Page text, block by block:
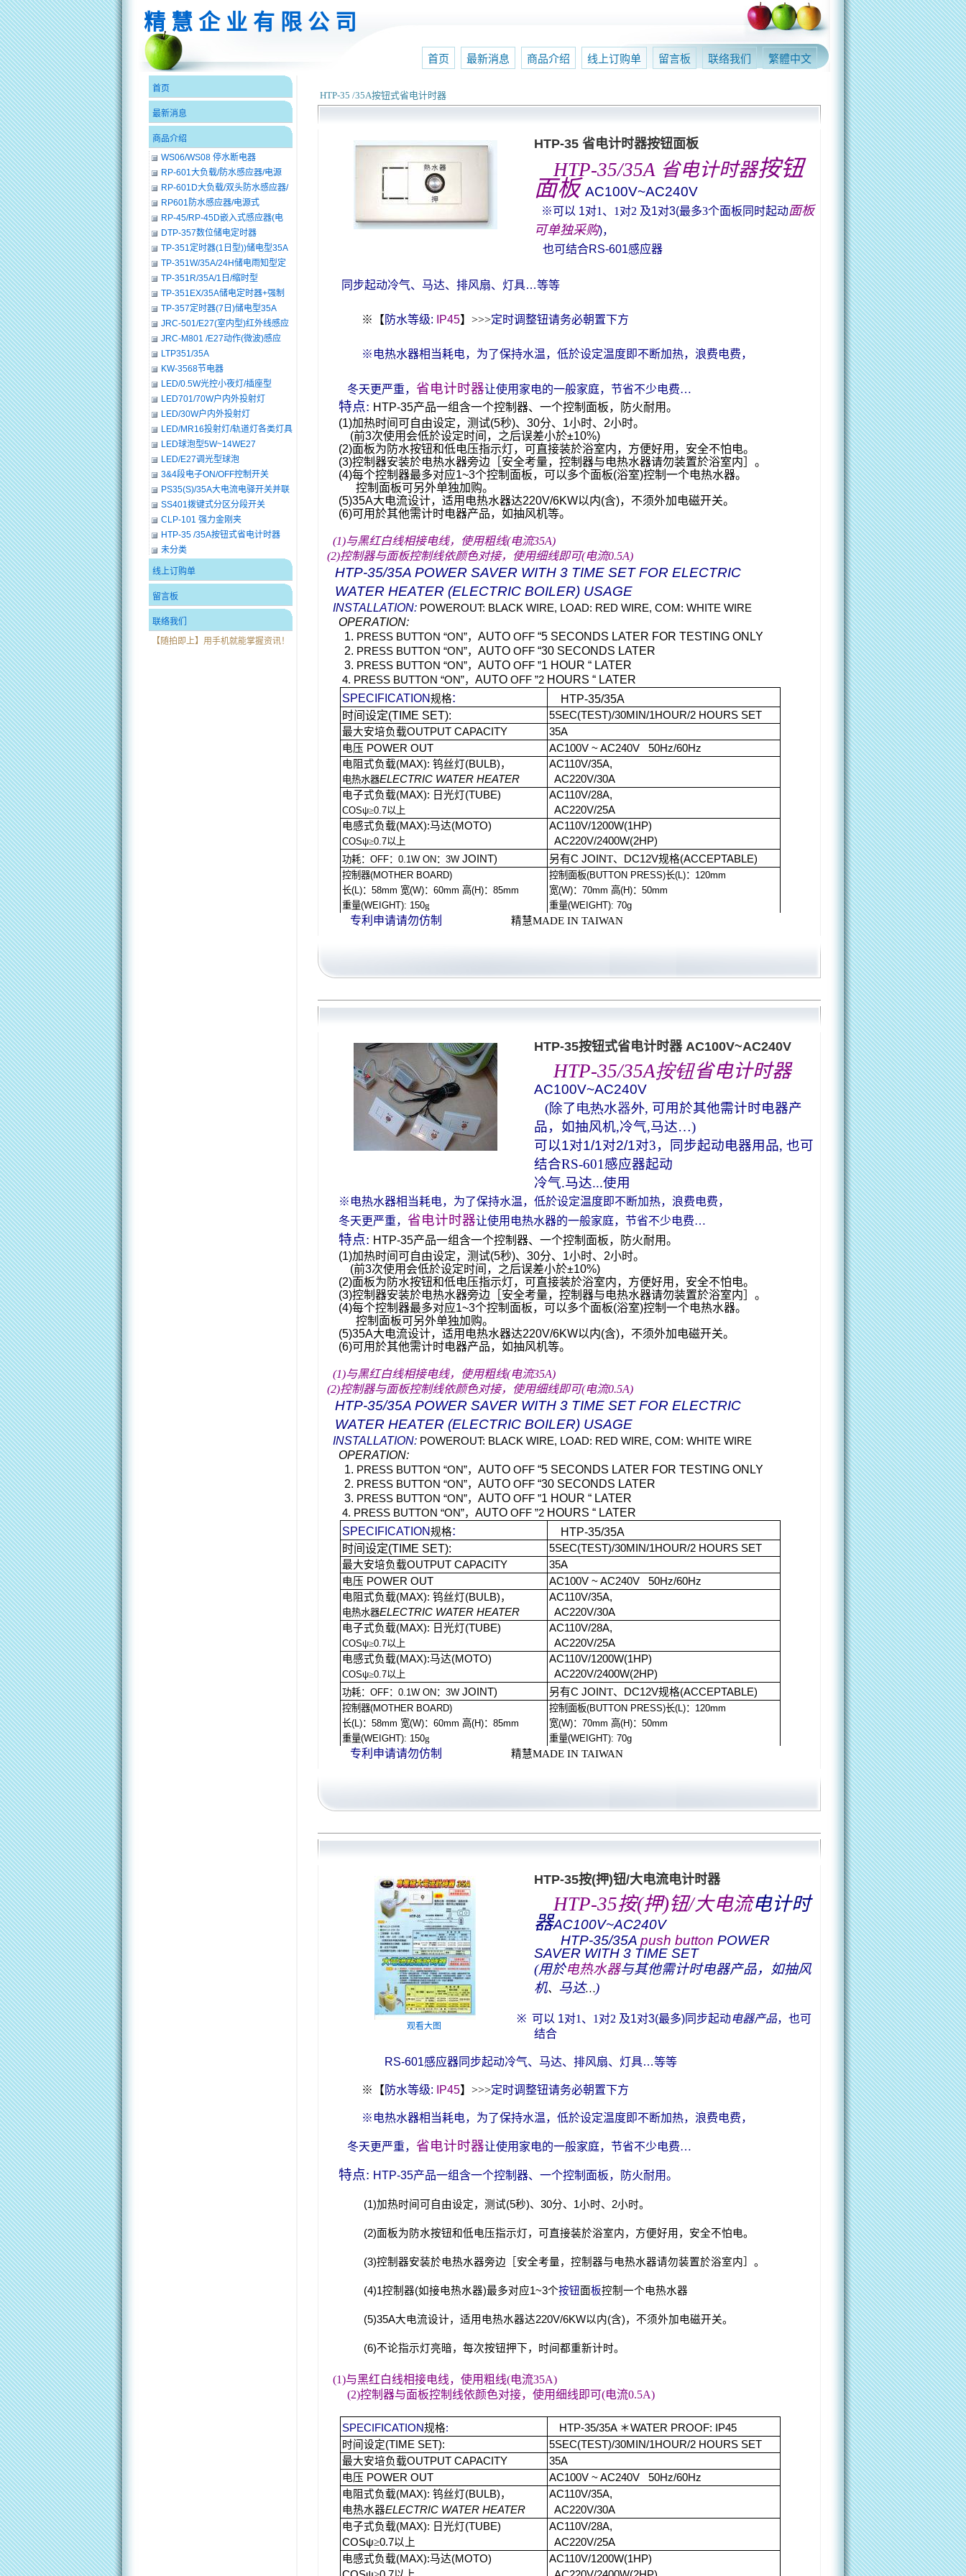
精 慧 企 业 有 限 公 司
首页 最新消息 商品介绍 线上订购单 留言板 联络我们 繁體中文
HTP-35 /35A按钮式省电计时器
HTP-35 省电计时器按钮面板
HTP-35/35A 省电计时器按钮
面板 AC100V~AC240V
※可以 1对1 、 1 对2 及1对3(最多3个面板同时起动面板
可单独采购)，
也可结合RS-601感应器
同步起动冷气、马达、排风扇、灯具…等等
※【 防水等级: IP45】 >>>定时调整钮请务必朝置下方
※电热水器相当耗电，为了保持水温，低於设定温度即不断加热，浪费电费，
冬天更严重， 省电计时器让使用家电的一般家庭，节省不少电费…
特点: HTP-35产品一组含一个控制器、一个控制面板，防火耐用。
(1)加热时间可自由设定，测试(5秒)、 30分、 1小时、 2小时。
(前3次使用会低於设定时间，之后误差小於±10%)
(2)面板为防水按钮和低电压指示灯，可直接装於浴室内，方便好用，安全不怕电。
(3)控制器安装於电热水器旁边［安全考量，控制器与电热水器请勿装置於浴室内］。
(4)每个控制器最多对应1~3个控制面板，可以多个面板(浴室)控制一个电热水器。
控制面板可另外单独加购。
(5)35A大电流设计，适用电热水器达220V/6KW以内(含)，不须外加电磁开关。
(6)可用於其他需计时电器产品，如抽风机等。
(1)与黑红白线相接电线，使用粗线(电流35A)
(2)控制器与面板控制线依颜色对接，使用细线即可(电流0.5A)
HTP-35/35A POWER SAVER WITH 3 TIME SET FOR ELECTRIC
WATER HEATER (ELECTRIC BOILER) USAGE
INSTALLATION: POWEROUT: BLACK WIRE, LOAD: RED WIRE, COM: WHITE WIRE
OPERATION:
1. PRESS BUTTON “ON”， AUTO OFF “5 SECONDS LATER FOR TESTING ONLY
2. PRESS BUTTON “ON”， AUTO OFF “30 SECONDS LATER
3. PRESS BUTTON “ON”， AUTO OFF ”1 HOUR “ LATER
4. PRESS BUTTON “ON”，AUTOOFF ”2 HOURS “ LATER
SPECIFICATION规格:
HTP-35/35A
时间设定(TIME SET): 5SEC(TEST)/30MIN/1HOUR/2 HOURS SET
最大安培负载OUTPUT CAPACITY
35A
电压 POWER OUT
AC100V ~ AC240V 50Hz/60Hz
电阻式负载(MAX): 钨丝灯(BULB)，
电热水器ELECTRIC WATER HEATER
AC110V/35A,
AC220V/30A
电子式负载(MAX): 日光灯(TUBE)
COSψ≥0.7以上
AC110V/28A,
AC220V/25A
电感式负载(MAX):马达(MOTO)
COSψ≥0.7以上
AC110V/1200W(1HP)
AC220V/2400W(2HP)
功耗： OFF： 0.1W ON ： 3WJOINT) 另有C JOINT、 DC12V规格(ACCEPTABLE)
控制器(MOTHER BOARD)
长(L)： 58mm 宽(W)： 60mm 高(H)： 85mm
重量(WEIGHT): 150g
控制面板(BUTTON PRESS)长(L)： 120mm
宽(W)： 70mm 高(H)： 50mm
重量(WEIGHT): 70g
专利申请请勿仿制 精慧MADE IN TAIWAN
HTP-35按钮式省电计时器 AC100V~AC240V
HTP-35/35A按钮省电计时器
AC100V~AC240V
(除了电热水器外, 可用於其他需计时电器产
品，如抽风机,冷气,马达…)
可以1对1/1对2/1对3，同步起动电器用品, 也可
结合RS-601 感应器起动
冷气.马达...使用
※电热水器相当耗电，为了保持水温，低於设定温度即不断加热，浪费电费，
冬天更严重， 省电计时器让使用电热水器的一般家庭，节省不少电费…
特点: HTP-35产品一组含一个控制器、一个控制面板，防火耐用。
(1)加热时间可自由设定，测试(5秒)、 30分、 1小时、 2小时。
(前3次使用会低於设定时间，之后误差小於±10%)
(2)面板为防水按钮和低电压指示灯，可直接装於浴室内，方便好用，安全不怕电。
(3)控制器安装於电热水器旁边［安全考量，控制器与电热水器请勿装置於浴室内］。
(4)每个控制器最多对应1~3个控制面板，可以多个面板(浴室)控制一个电热水器。
控制面板可另外单独加购。
(5)35A大电流设计，适用电热水器达220V/6KW以内(含)，不须外加电磁开关。
(6)可用於其他需计时电器产品，如抽风机等。
(1)与黑红白线相接电线，使用粗线(电流35A)
(2)控制器与面板控制线依颜色对接，使用细线即可(电流0.5A)
HTP-35/35A POWER SAVER WITH 3 TIME SET FOR ELECTRIC
WATER HEATER (ELECTRIC BOILER) USAGE
INSTALLATION: POWEROUT: BLACK WIRE, LOAD: RED WIRE, COM: WHITE WIRE
OPERATION:
1. PRESS BUTTON “ON”， AUTO OFF “5 SECONDS LATER FOR TESTING ONLY
2. PRESS BUTTON “ON”， AUTO OFF “30 SECONDS LATER
3. PRESS BUTTON “ON”， AUTO OFF ”1 HOUR “ LATER
4. PRESS BUTTON “ON”，AUTOOFF ”2 HOURS “ LATER
SPECIFICATION规格:
HTP-35/35A
时间设定(TIME SET): 5SEC(TEST)/30MIN/1HOUR/2 HOURS SET
最大安培负载OUTPUT CAPACITY
35A
电压 POWER OUT
AC100V ~ AC240V 50Hz/60Hz
电阻式负载(MAX): 钨丝灯(BULB)，
电热水器ELECTRIC WATER HEATER
AC110V/35A,
AC220V/30A
电子式负载(MAX): 日光灯(TUBE)
COSψ≥0.7以上
AC110V/28A,
AC220V/25A
电感式负载(MAX):马达(MOTO)
COSψ≥0.7以上
AC110V/1200W(1HP)
AC220V/2400W(2HP)
功耗： OFF： 0.1W ON ： 3WJOINT) 另有C JOINT、 DC12V规格(ACCEPTABLE)
控制器(MOTHER BOARD)
长(L)： 58mm 宽(W)： 60mm 高(H)： 85mm
重量(WEIGHT): 150g
控制面板(BUTTON PRESS)长(L)： 120mm
宽(W)： 70mm 高(H)： 50mm
重量(WEIGHT): 70g
专利申请请勿仿制 精慧MADE IN TAIWAN
观看大图
HTP-35按(押)钮/大电流电计时器
HTP-35按(押)钮/大电流电计时
器AC100V~AC240V
HTP-35/35Apush buttonPOWER
SAVER WITH 3 TIME SET
(用於电热水器与其他需计时电器产品，如抽风
机、 马达…)
※ 可以 1对1 、 1 对2 及1对3(最多)同步起动电器产品，也可
结合
RS-601感应器同步起动冷气、马达、排风扇、灯具…等等
※【 防水等级: IP45】 >>>定时调整钮请务必朝置下方
※电热水器相当耗电，为了保持水温，低於设定温度即不断加热，浪费电费，
冬天更严重， 省电计时器让使用家电的一般家庭，节省不少电费…
特点: HTP-35产品一组含一个控制器、一个控制面板，防火耐用。
(1)加热时间可自由设定，测试(5秒)、 30分、 1小时、 2小时。
(2)面板为防水按钮和低电压指示灯，可直接装於浴室内，方便好用，安全不怕电。
(3)控制器安装於电热水器旁边［安全考量，控制器与电热水器请勿装置於浴室内］。
(4)1控制器(如接电热水器)最多对应1~3个按钮面板控制一个电热水器
(5)35A大电流设计，适用电热水器达220V/6KW以内(含)，不须外加电磁开关。
(6)不论指示灯亮暗，每次按钮押下，时间都重新计时。
(1)与黑红白线相接电线，使用粗线(电流35A)
(2)控制器与面板控制线依颜色对接，使用细线即可(电流0.5A)
SPECIFICATION规格: HTP-35/35A ＊WATER PROOF: IP45
时间设定(TIME SET): 5SEC(TEST)/30MIN/1HOUR/2 HOURS SET
最大安培负载OUTPUT CAPACITY
35A
电压 POWER OUT
AC100V ~ AC240V 50Hz/60Hz
电阻式负载(MAX): 钨丝灯(BULB)，
电热水器ELECTRIC WATER HEATER
AC110V/35A,
AC220V/30A
电子式负载(MAX): 日光灯(TUBE)
COSψ≥0.7以上
AC110V/28A,
AC220V/25A
电感式负载(MAX):马达(MOTO)
AC110V/1200W(1HP)
首页
最新消息
商品介绍
WS06/WS08 停水断电器
RP-601大负载/防水感应器/电源
RP-601D大负载/双头防水感应器/
电源式
RP601防水感应器/电源式
RP-45/RP-45D嵌入式感应器(电
源)
DTP-357数位储电定时器
TP-351定时器(1日型))储电型35A
TP-351W/35A/24H储电雨知型定
时器
TP-351R/35A/1日/缩时型
TP-351EX/35A储电定时器+强制
按钮ON
TP-357定时器(7日)储电型35A
JRC-501/E27(室内型)红外线感应
接头座
JRC-M801 /E27动作(微波)感应
LED灯泡
LTP351/35A
KW-3568节电器
LED/0.5W光控小夜灯/插座型
LED701/70W户内外投射灯
LED/30W户内外投射灯
LED/MR16投射灯/轨道灯各类灯具
LED球泡型5W~14WE27
LED/E27调光型球泡
3&4段电子ON/OFF控制开关
PS35(S)/35A大电流电驿开关并联
RS接点系列
SS401拨键式分区分段开关
CLP-101 强力金刚夹
HTP-35 /35A按钮式省电计时器
未分类
线上订购单
留言板
联络我们
【随拍即上】用手机就能掌握资讯！